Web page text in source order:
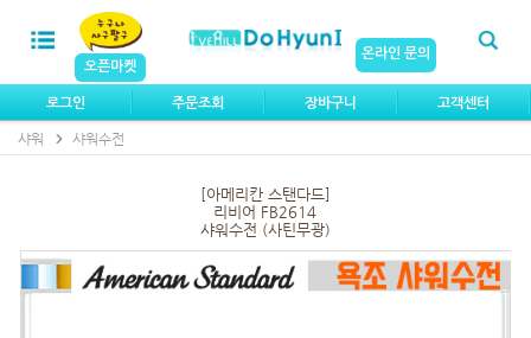
오픈마켓
온라인 문의
로그인 주문조회 장바구니 고객센터
샤워 샤워수전
[아메리칸 스탠다드]
리비어 FB2614
샤워수전 (사틴무광)